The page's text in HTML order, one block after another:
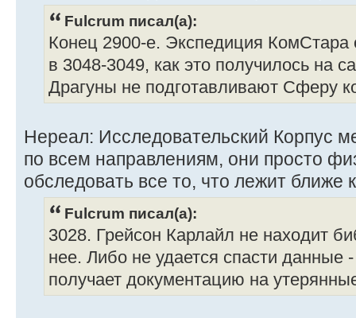
Fulcrum писал(а):
Конец 2900-е. Экспедиция
в 3048-3049, как это получилось на
Драгуны не подготавливают Сферу
Нереал: Исследовательский Корпус
по всем направлениям, они просто
обследовать все то, что лежит ближе
Fulcrum писал(а):
3028. Грейсон Карлайл не находит
нее. Либо не удается спасти данные
получает документацию на